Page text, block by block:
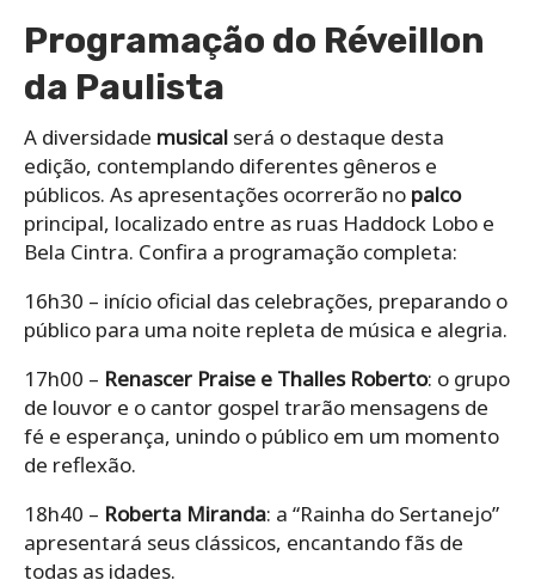
Programação do Réveillon
da Paulista
A diversidade musical será o destaque desta
edição, contemplando diferentes gêneros e
públicos. As apresentações ocorrerão no palco
principal, localizado entre as ruas Haddock Lobo e
Bela Cintra. Confira a programação completa:
16h30 – início oficial das celebrações, preparando o
público para uma noite repleta de música e alegria.
17h00 – Renascer Praise e Thalles Roberto: o grupo
de louvor e o cantor gospel trarão mensagens de
fé e esperança, unindo o público em um momento
de reflexão.
18h40 – Roberta Miranda: a “Rainha do Sertanejo”
apresentará seus clássicos, encantando fãs de
todas as idades.